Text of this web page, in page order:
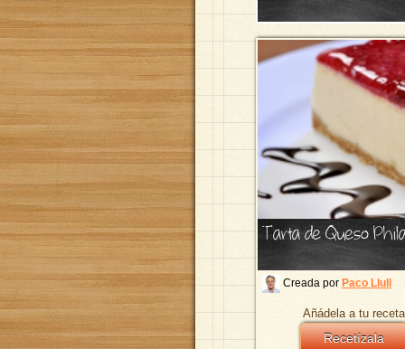
Tarta de Queso
Creada por Paco Llull
Añádela a tu
Recetízala